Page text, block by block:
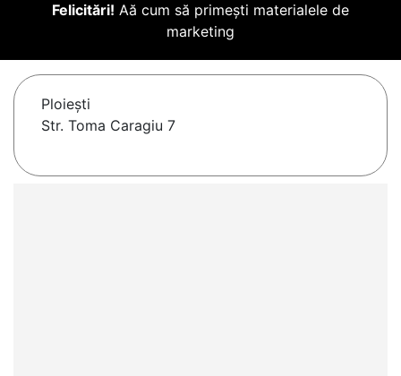
Felicitări! Aă cum să primești materialele de
marketing
Ploieşti
Str. Toma Caragiu 7